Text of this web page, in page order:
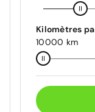
Kilomètres
10000 km